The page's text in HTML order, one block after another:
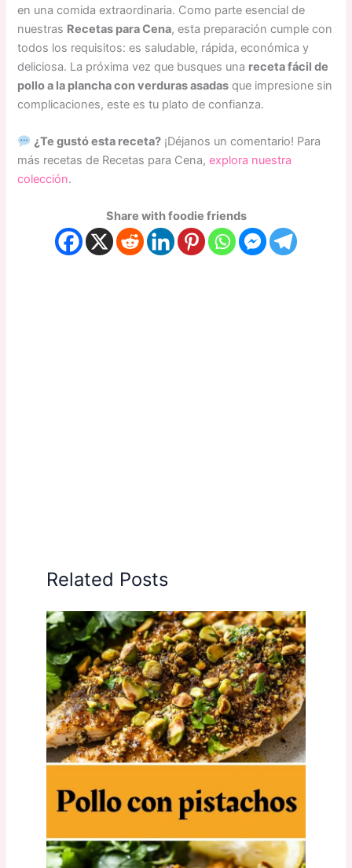
en una comida extraordinaria. Como parte esencial de
nuestras Recetas para Cena, esta preparación cumple con
todos los requisitos: es saludable, rápida, económica y
deliciosa. La próxima vez que busques una receta fácil de
pollo a la plancha con verduras asadas que impresione sin
complicaciones, este es tu plato de confianza.
¿Te gustó esta receta? ¡Déjanos un comentario! Para
más recetas de Recetas para Cena,explora nuestra
colección.
Share with foodie friends
Related Posts